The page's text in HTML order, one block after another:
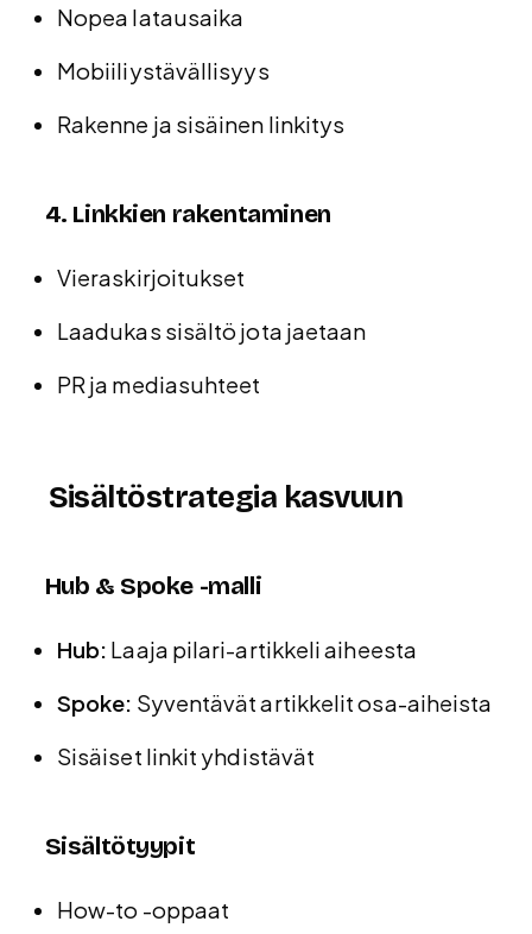
Nopea latausaika
Mobiiliystävällisyys
Rakenne ja sisäinen linkitys
4. Linkkien rakentaminen
Vieraskirjoitukset
Laadukas sisältö jota jaetaan
PR ja mediasuhteet
Sisältöstrategia kasvuun
Hub & Spoke -malli
Hub: Laaja pilari-artikkeli aiheesta
Spoke: Syventävät artikkelit osa-aiheista
Sisäiset linkit yhdistävät
Sisältötyypit
How-to -oppaat